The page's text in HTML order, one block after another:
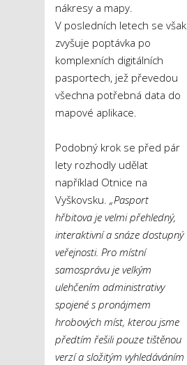
nákresy a mapy.
V posledních letech se však
zvyšuje poptávka po
komplexních digitálních
pasportech, jež převedou
všechna potřebná data do
mapové aplikace.
Podobný krok se před pár
lety rozhodly udělat
například Otnice na
Vyškovsku. „Pasport
hřbitova je velmi přehledný,
interaktivní a snáze dostupný
veřejnosti. Pro místní
samosprávu je velkým
ulehčením administrativy
spojené s pronájmem
hrobových míst, kterou jsme
předtím řešili pouze tištěnou
verzí a složitým vyhledáváním